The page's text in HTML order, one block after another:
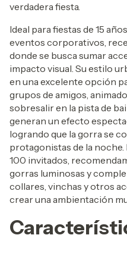
verdadera fiesta.
Ideal para fiestas de 15
eventos corporativos,
donde se busca sumar
impacto visual. Su estilo
en una excelente opción
grupos de amigos,
sobresalir en la pista de
generan un efecto
logrando que la gorra se
protagonistas de la
100 invitados,
gorras luminosas y
collares, vinchas y otros
crear una ambientación